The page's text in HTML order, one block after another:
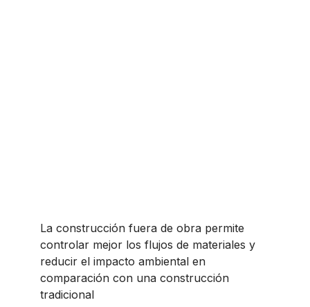
optimizada
La construcción fuera de obra permite
controlar mejor los flujos de materiales y
reducir el impacto ambiental en
comparación con una construcción
tradicional